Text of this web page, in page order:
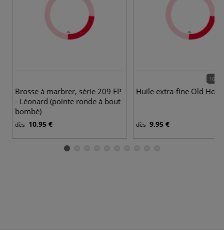
Brosse à marbrer, série 209 FP
- Léonard (pointe ronde à bout
bombé)
dès 10,95 €
166
Huile extra-fine Old
dès 9,95 €